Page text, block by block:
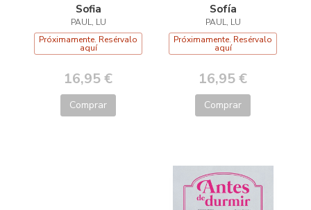
Sofia
PAUL, LU
Próximamente. Resérvalo
aquí
16,95 €
Comprar
Sofía
PAUL, LU
Próximamente. Resérvalo
aquí
16,95 €
Comprar